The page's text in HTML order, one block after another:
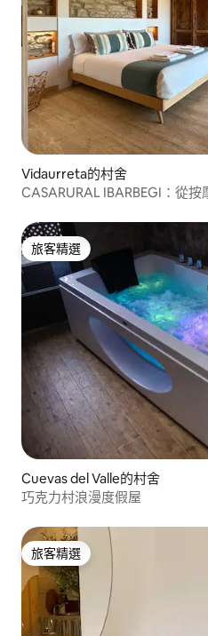
Vidaurreta的村舍
CASARURAL IBARBEGI：從
旅客精選
旅客精選
Cuevas del Valle的村舍
巧克力村浪漫度假屋
旅客精選
旅客精選